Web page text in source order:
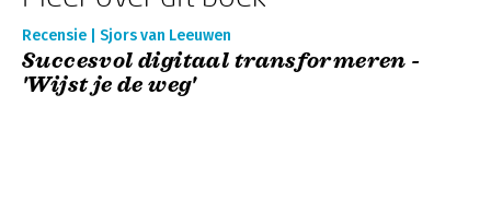
Recensie | Sjors van Leeuwen
Succesvol digitaal transformeren -
'Wijst je de weg'